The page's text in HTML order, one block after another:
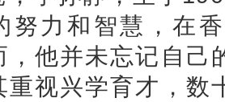
努力和智慧，在
，他并未忘记自己
重视兴学育才，数